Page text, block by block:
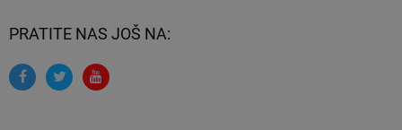
PRATITE NAS JOŠ NA: